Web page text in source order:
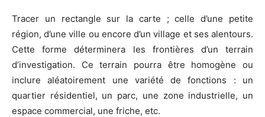
Tracer un rectangle sur la carte ; celle d’une petite
région, d’une ville ou encore d’un village et ses alentours.
Cette forme déterminera les frontières d’un terrain
d’investigation. Ce terrain pourra être homogène ou
inclure aléatoirement une variété de fonctions : un
quartier résidentiel, un parc, une zone industrielle, un
espace commercial, une friche, etc.